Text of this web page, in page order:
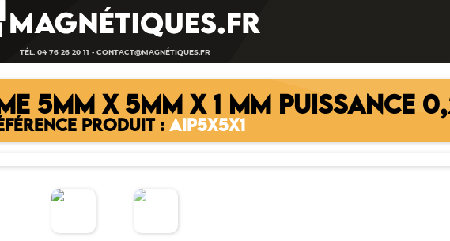
TÉL. 04 76 26 20 11 - CONTACT@MAGNÉTIQUES.FR
5MM X 5MM X 1 MM PUISSANCE
PRODUIT : AIP5X5X1